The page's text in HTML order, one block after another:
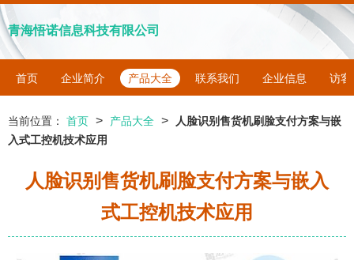
青海悟诺信息科技有限公司
首页 企业简介 产品大全 联系我们 企业信息 访客
当前位置： 首页 > 产品大全 >
人脸识别售货机刷脸支付方案与嵌
入式工控机技术应用
人脸识别售货机刷脸支付方案与嵌入
式工控机技术应用